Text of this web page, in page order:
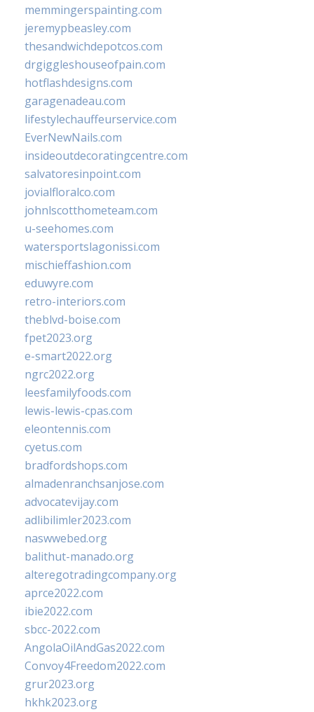
memmingerspainting.com
jeremypbeasley.com
thesandwichdepotcos.com
drgiggleshouseofpain.com
hotflashdesigns.com
garagenadeau.com
lifestylechauffeurservice.com
EverNewNails.com
insideoutdecoratingcentre.com
salvatoresinpoint.com
jovialfloralco.com
johnlscotthometeam.com
u-seehomes.com
watersportslagonissi.com
mischieffashion.com
eduwyre.com
retro-interiors.com
theblvd-boise.com
fpet2023.org
e-smart2022.org
ngrc2022.org
leesfamilyfoods.com
lewis-lewis-cpas.com
eleontennis.com
cyetus.com
bradfordshops.com
almadenranchsanjose.com
advocatevijay.com
adlibilimler2023.com
naswwebed.org
balithut-manado.org
alteregotradingcompany.org
aprce2022.com
ibie2022.com
sbcc-2022.com
AngolaOilAndGas2022.com
Convoy4Freedom2022.com
grur2023.org
hkhk2023.org